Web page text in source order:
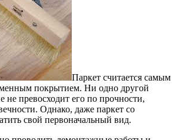
Паркет считается самым
покрытием. Ни одно другой
не превосходит его по прочности,
Однако, даже паркет со
свой первоначальный вид.